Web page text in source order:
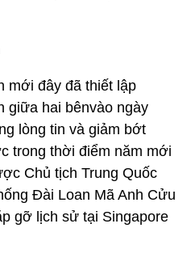
mới đây đã thiết lập
giữa hai bênvào ngày
lòng tin và giảm bớt
trong thời điểm năm mới
Chủ tịch Trung Quốc
Đài Loan Mã Anh Cửu
gỡ lịch sử tại Singapore